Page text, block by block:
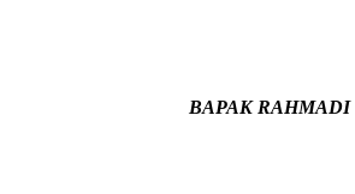
BAPAK RAHMADI